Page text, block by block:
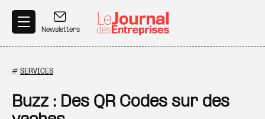
Newsletters
# SERVICES
Buzz : Des QR Codes sur des